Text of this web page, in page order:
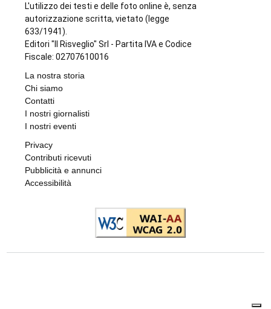
L'utilizzo dei testi e delle foto online è, senza
autorizzazione scritta, vietato (legge
633/1941).
Editori "Il Risveglio" Srl - Partita IVA e Codice
Fiscale: 02707610016
La nostra storia
Chi siamo
Contatti
I nostri giornalisti
I nostri eventi
Privacy
Contributi ricevuti
Pubblicità e annunci
Accessibilità